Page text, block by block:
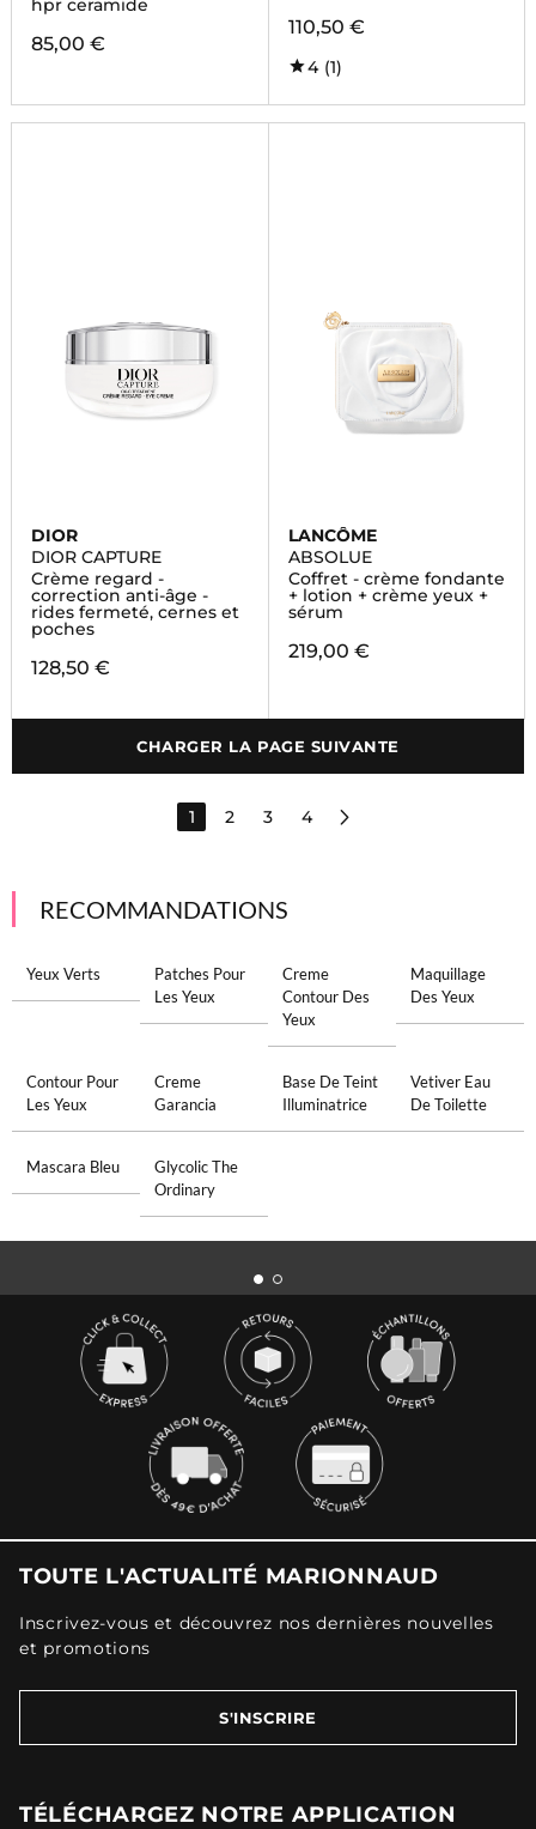
hpr ceramide
85,00 €
110,50 €
4 (1)
DIOR
DIOR CAPTURE
Crème regard -
correction anti-âge -
rides fermeté, cernes et
poches
128,50 €
LANCÔME
ABSOLUE
Coffret - crème fondante
+ lotion + crème yeux +
sérum
219,00 €
CHARGER LA PAGE SUIVANTE
1 2 3 4
RECOMMANDATIONS
Yeux Verts
Patches Pour
Les Yeux
Creme
Contour Des
Yeux
Maquillage
Des Yeux
Contour Pour
Les Yeux
Creme
Garancia
Base De Teint
Illuminatrice
Vetiver Eau
De Toilette
Mascara Bleu
Glycolic The
Ordinary
TOUTE L'ACTUALITÉ MARIONNAUD
Inscrivez-vous et découvrez nos dernières nouvelles
et promotions
S'INSCRIRE
TÉLÉCHARGEZ NOTRE APPLICATION